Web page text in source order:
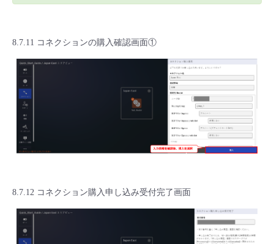
8.7.11 コネクションの購入確認画面①
8.7.12 コネクション購入申し込み受付完了画面